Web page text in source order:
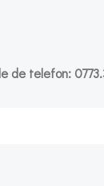
telefon: